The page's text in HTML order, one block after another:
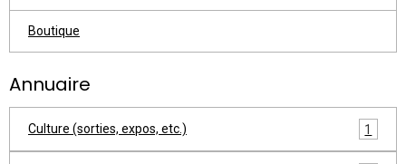
Boutique
Annuaire
Culture (sorties, expos, etc.) 1